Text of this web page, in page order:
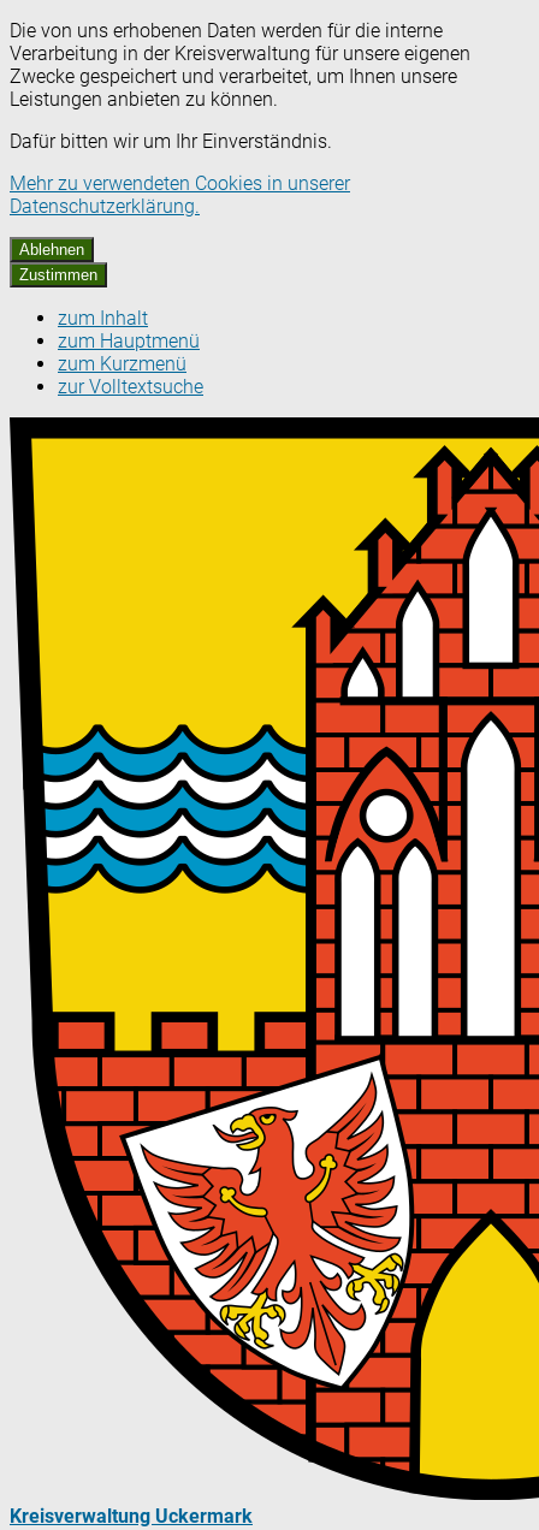
Die von uns erhobenen Daten werden für die interne
Verarbeitung in der Kreisverwaltung für unsere eigenen
Zwecke gespeichert und verarbeitet, um Ihnen unsere
Leistungen anbieten zu können.
Dafür bitten wir um Ihr Einverständnis.
Mehr zu verwendeten Cookies in unserer
Datenschutzerklärung.
Ablehnen
Zustimmen
zum Inhalt
zum Hauptmenü
zum Kurzmenü
zur Volltextsuche
Kreisverwaltung Uckermark